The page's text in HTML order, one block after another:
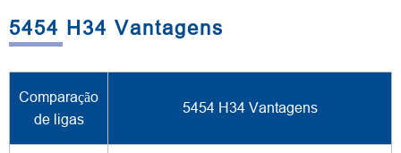
5454 H34 Vantagens
Comparação
de ligas
5454 H34 Vantagens